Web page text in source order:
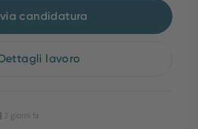
candidatura
lavoro
2 giorni fa